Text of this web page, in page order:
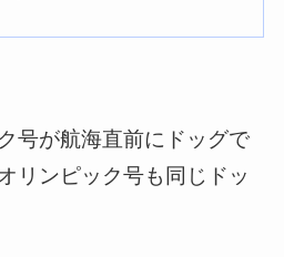
号が航海直前にドッグで
リンピック号も同じドッ